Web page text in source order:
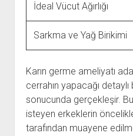
İdeal Vücut Ağırlığı
Sarkma ve Yağ Birikimi
Karın germe ameliyatı
cerrahın yapacağı
sonucunda gerçekleşir.
isteyen erkeklerin
tarafından muayene